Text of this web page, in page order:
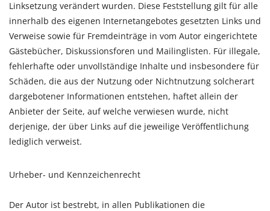
Linksetzung verändert wurden. Diese Feststellung gilt für alle
innerhalb des eigenen Internetangebotes gesetzten Links und
Verweise sowie für Fremdeinträge in vom Autor eingerichtete
Gästebücher, Diskussionsforen und Mailinglisten. Für illegale,
fehlerhafte oder unvollständige Inhalte und insbesondere für
Schäden, die aus der Nutzung oder Nichtnutzung solcherart
dargebotener Informationen entstehen, haftet allein der
Anbieter der Seite, auf welche verwiesen wurde, nicht
derjenige, der über Links auf die jeweilige Veröffentlichung
lediglich verweist.
Urheber- und Kennzeichenrecht
Der Autor ist bestrebt, in allen Publikationen die